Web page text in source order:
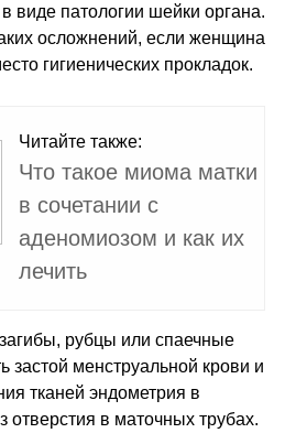
виде патологии шейки органа.
осложнений, если женщина
гигиенических прокладок.
Читайте также:
Что такое миома матки
в сочетании с
аденомиозом и как их
лечить
рубцы или спаечные
застой менструальной крови и
тканей эндометрия в
в маточных трубах.